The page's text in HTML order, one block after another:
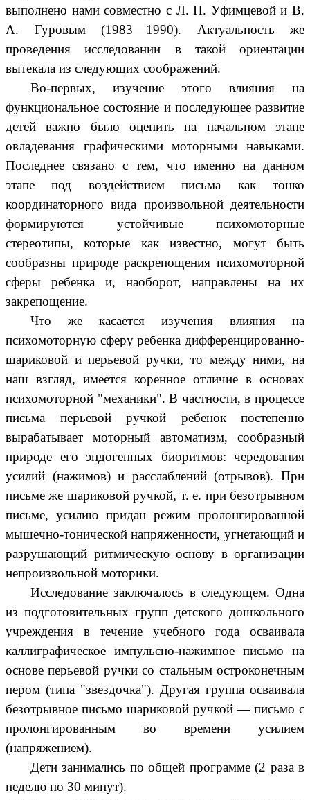
выполнено нами совместно с Л. П. Уфимцевой и В.
А. Гуровым (1983—1990). Актуальность же
проведения исследовании в такой ориентации
вытекала из следующих соображений.
Во-первых, изучение этого влияния на
функциональное состояние и последующее развитие
детей важно было оценить на начальном этапе
овладевания графическими моторными навыками.
Последнее связано с тем, что именно на данном
этапе под воздействием письма как тонко
координаторного вида произвольной деятельности
формируются устойчивые психомоторные
стереотипы, которые как известно, могут быть
сообразны природе раскрепощения психомоторной
сферы ребенка и, наоборот, направлены на их
закрепощение.
Что же касается изучения влияния на
психомоторную сферу ребенка дифференцированно-
шариковой и перьевой ручки, то между ними, на
наш взгляд, имеется коренное отличие в основах
психомоторной "механики". В частности, в процессе
письма перьевой ручкой ребенок постепенно
вырабатывает моторный автоматизм, сообразный
природе его эндогенных биоритмов: чередования
усилий (нажимов) и расслаблений (отрывов). При
письме же шариковой ручкой, т. е. при безотрывном
письме, усилию придан режим пролонгированной
мышечно-тонической напряженности, угнетающий и
разрушающий ритмическую основу в организации
непроизвольной моторики.
Исследование заключалось в следующем. Одна
из подготовительных групп детского дошкольного
учреждения в течение учебного года осваивала
каллиграфическое импульсно-нажимное письмо на
основе перьевой ручки со стальным остроконечным
пером (типа "звездочка"). Другая группа осваивала
безотрывное письмо шариковой ручкой — письмо с
пролонгированным во времени усилием
(напряжением).
Дети занимались по общей программе (2 раза в
неделю по 30 минут).